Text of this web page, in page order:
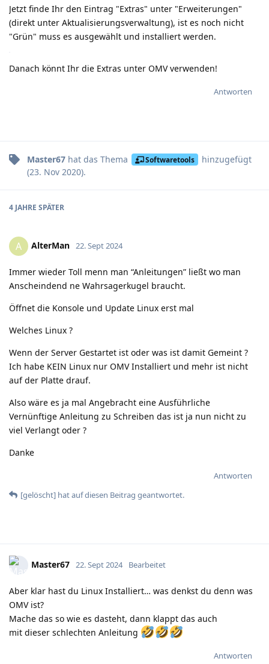
Jetzt finde Ihr den Eintrag "Extras" unter "Erweiterungen"
(direkt unter Aktualisierungsverwaltung), ist es noch nicht
"Grün" muss es ausgewählt und installiert werden.
Danach könnt Ihr die Extras unter OMV verwenden!
Antworten
Master67 hat das Thema Softwaretools
hinzugefügt
(23. Nov 2020).
4 JAHRE SPÄTER
A AlterMan 22. Sept 2024
Immer wieder Toll menn man “Anleitungen” ließt wo man
Anscheindend ne Wahrsagerkugel braucht.
Öffnet die Konsole und Update Linux erst mal
Welches Linux ?
Wenn der Server Gestartet ist oder was ist damit Gemeint ?
Ich habe KEIN Linux nur OMV Installiert und mehr ist nicht
auf der Platte drauf.
Also wäre es ja mal Angebracht eine Ausführliche
Vernünftige Anleitung zu Schreiben das ist ja nun nicht zu
viel Verlangt oder ?
Danke
Antworten
[gelöscht] hatauf diesen Beitrag geantwortet.
Master67 22. Sept 2024 Bearbeitet
Aber klar hast du Linux Installiert… was denkst du denn was
OMV ist?
Mache das so wie es dasteht, dann klappt das auch
mit dieser schlechten Anleitung
Antworten